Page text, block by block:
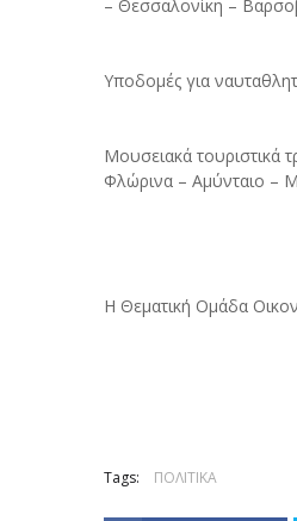
– Θεσσαλονίκη –
Υποδομές για
Μουσειακά τουριστικά
Φλώρινα – Αμύνταιο –
Η Θεματική Ομάδα
Tags: ΠΟΛΙΤΙΚΑ